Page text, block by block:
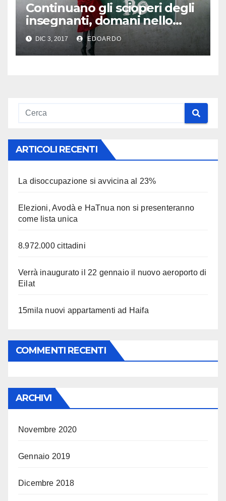
Continuano gli scioperi degli
insegnanti, domani nello
Sharon
DIC 3, 2017 EDOARDO
ARTICOLI RECENTI
La disoccupazione si avvicina al 23%
Elezioni, Avodà e HaTnua non si presenteranno
come lista unica
8.972.000 cittadini
Verrà inaugurato il 22 gennaio il nuovo aeroporto di
Eilat
15mila nuovi appartamenti ad Haifa
COMMENTI RECENTI
ARCHIVI
Novembre 2020
Gennaio 2019
Dicembre 2018